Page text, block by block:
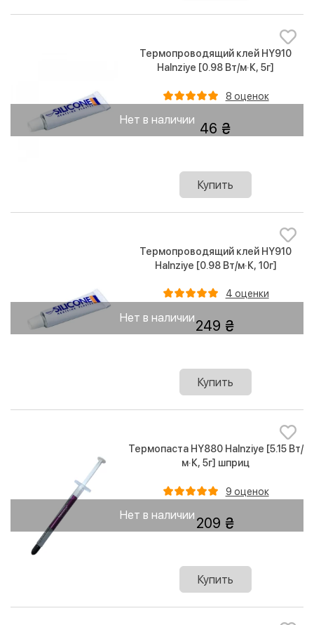
Нет в наличии
Термопроводящий клей HY910
Halnziye [0.98 Вт/м·К, 5г]
8 оценок
46
Купить
Нет в наличии
Термопроводящий клей HY910
Halnziye [0.98 Вт/м·К, 10г]
4 оценки
249
Купить
Нет в наличии
Термопаста HY880 Halnziye [5.15 Вт/
м·К, 5г] шприц
9 оценок
209
Купить